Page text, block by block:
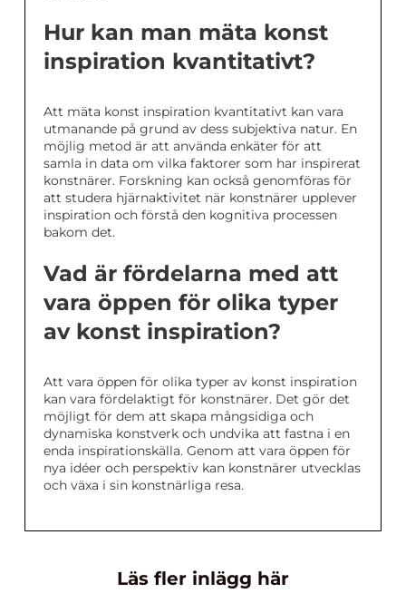
Hur kan man mäta konst
inspiration kvantitativt?
Att mäta konst inspiration kvantitativt kan vara
utmanande på grund av dess subjektiva natur. En
möjlig metod är att använda enkäter för att
samla in data om vilka faktorer som har inspirerat
konstnärer. Forskning kan också genomföras för
att studera hjärnaktivitet när konstnärer upplever
inspiration och förstå den kognitiva processen
bakom det.
Vad är fördelarna med att
vara öppen för olika typer
av konst inspiration?
Att vara öppen för olika typer av konst inspiration
kan vara fördelaktigt för konstnärer. Det gör det
möjligt för dem att skapa mångsidiga och
dynamiska konstverk och undvika att fastna i en
enda inspirationskälla. Genom att vara öppen för
nya idéer och perspektiv kan konstnärer utvecklas
och växa i sin konstnärliga resa.
Läs fler inlägg här